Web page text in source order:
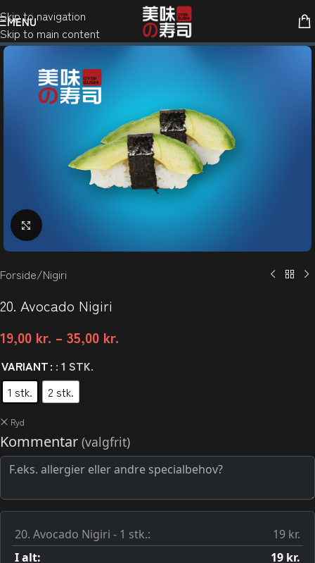
Skip to navigation
Skip to main content
MENU
Klik for at forstørre
Forside/Nigiri
20. Avocado Nigiri
19,00 kr. – 35,00 kr.
VARIANT : 1 STK.
1 stk.
2 stk.
Ryd